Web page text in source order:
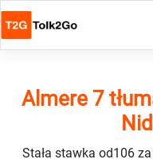
Almere 7
Stała stawka od106